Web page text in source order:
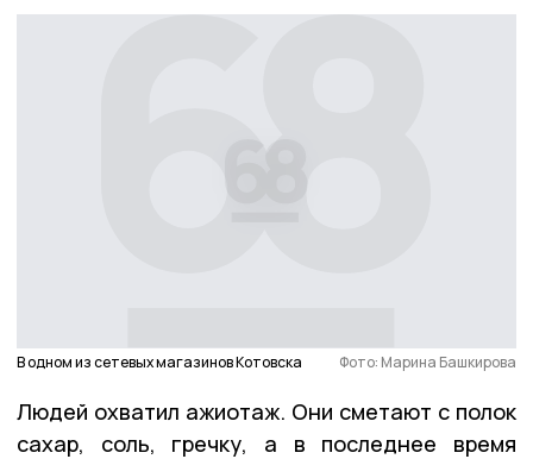
В одном из сетевых магазинов Котовска Фото: Марина Башкирова
Людей охватил ажиотаж. Они сметают с полок
сахар, соль, гречку, а в последнее время